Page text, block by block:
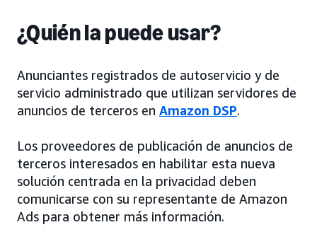
¿Quién la puede usar?
Anunciantes registrados de autoservicio y de
servicio administrado que utilizan servidores de
anuncios de terceros en Amazon DSP.
Los proveedores de publicación de anuncios de
terceros interesados en habilitar esta nueva
solución centrada en la privacidad deben
comunicarse con su representante de Amazon
Ads para obtener más información.